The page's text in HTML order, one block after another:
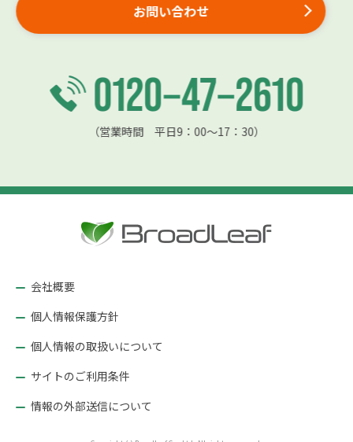
お問い合わせ
（営業時間 平日9：00〜17：30）
会社概要
個人情報保護方針
個人情報の取扱いについて
サイトのご利用条件
情報の外部送信について